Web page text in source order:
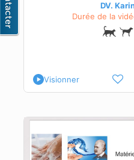
DV.
Durée de la
Visionner